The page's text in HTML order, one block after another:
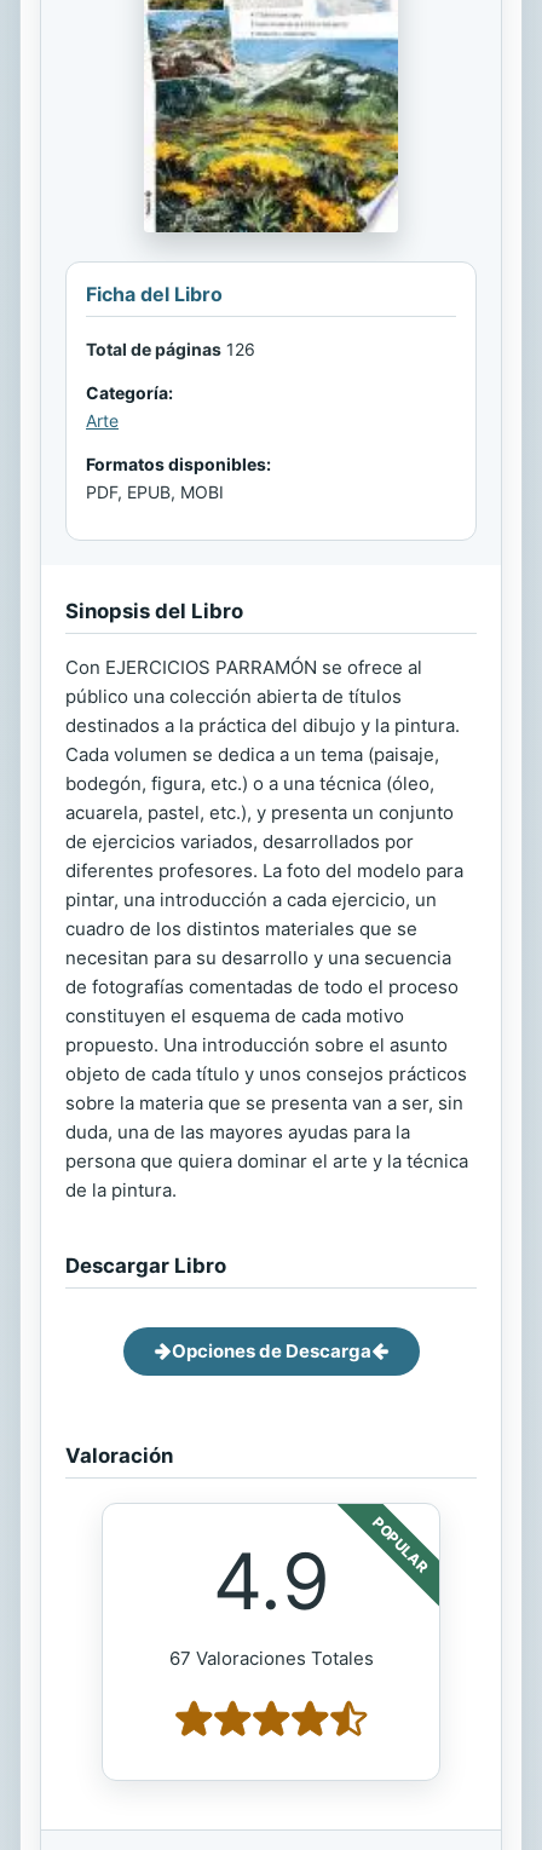
Ficha del Libro
Total de páginas 126
Categoría:
Arte
Formatos disponibles:
PDF, EPUB, MOBI
Sinopsis del Libro
Con EJERCICIOS PARRAMÓN se ofrece al
público una colección abierta de títulos
destinados a la práctica del dibujo y la pintura.
Cada volumen se dedica a un tema (paisaje,
bodegón, figura, etc.) o a una técnica (óleo,
acuarela, pastel, etc.), y presenta un conjunto
de ejercicios variados, desarrollados por
diferentes profesores. La foto del modelo para
pintar, una introducción a cada ejercicio, un
cuadro de los distintos materiales que se
necesitan para su desarrollo y una secuencia
de fotografías comentadas de todo el proceso
constituyen el esquema de cada motivo
propuesto. Una introducción sobre el asunto
objeto de cada título y unos consejos prácticos
sobre la materia que se presenta van a ser, sin
duda, una de las mayores ayudas para la
persona que quiera dominar el arte y la técnica
de la pintura.
Descargar Libro
Opciones de Descarga
Valoración
POPULAR
4.9
67 Valoraciones Totales